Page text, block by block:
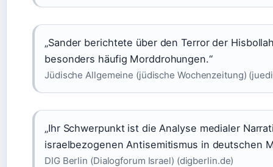
„Sander berichtete über den Terror der
besonders häufig Morddrohungen.“
Jüdische Allgemeine (jüdische Wochenzeitung)
„Ihr Schwerpunkt ist die Analyse medialer
israelbezogenen Antisemitismus in deutschen
DIG Berlin (Dialogforum Israel) (digberlin.de)